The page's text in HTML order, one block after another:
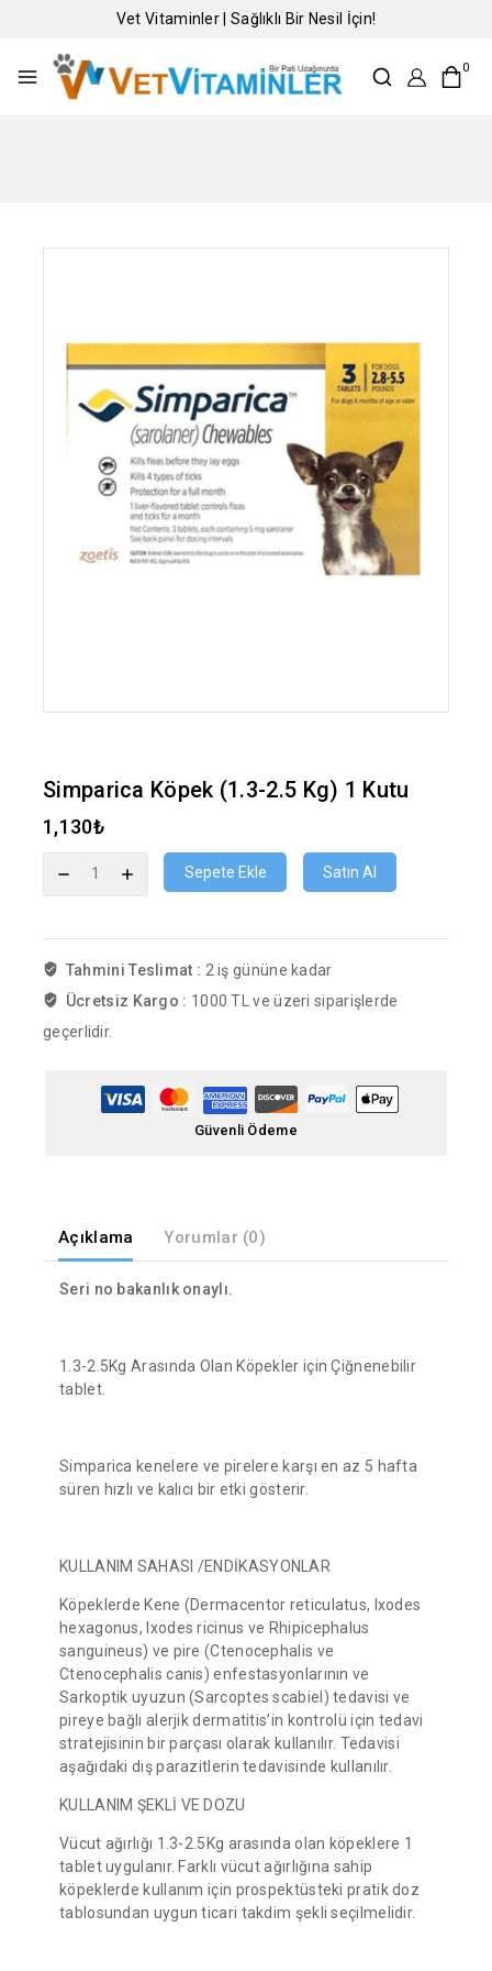
Vet Vitaminler | Sağlıklı Bir Nesil İçin!
0
Simparica Köpek (1.3-2.5 Kg) 1 Kutu
1,130₺
Sepete Ekle Satın Al
Tahmini Teslimat : 2 iş gününe kadar
Ücretsiz Kargo : 1000 TL ve üzeri siparişlerde
geçerlidir.
Güvenli Ödeme
Açıklama Yorumlar (0)
Seri no bakanlık onaylı.
1.3-2.5Kg Arasında Olan Köpekler için Çiğnenebilir
tablet.
Simparica kenelere ve pirelere karşı en az 5 hafta
süren hızlı ve kalıcı bir etki gösterir.
KULLANIM SAHASI /ENDİKASYONLAR
Köpeklerde Kene (Dermacentor reticulatus, Ixodes
hexagonus, Ixodes ricinus ve Rhipicephalus
sanguineus) ve pire (Ctenocephalis ve
Ctenocephalis canis) enfestasyonlarının ve
Sarkoptik uyuzun (Sarcoptes scabiel) tedavisi ve
pireye bağlı alerjik dermatitis’in kontrolü için tedavi
stratejisinin bir parçası olarak kullanılır. Tedavisi
aşağıdaki dış parazitlerin tedavisinde kullanılır.
KULLANIM ŞEKLİ VE DOZU
Vücut ağırlığı 1.3-2.5Kg arasında olan köpeklere 1
tablet uygulanır. Farklı vücut ağırlığına sahip
köpeklerde kullanım için prospektüsteki pratik doz
tablosundan uygun ticari takdim şekli seçilmelidir.